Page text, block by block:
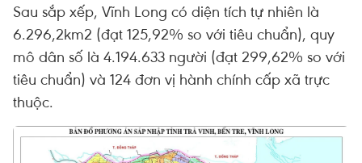
Sau sắp xếp, Vĩnh Long có diện tích tự nhiên là
6.296,2km2 (đạt 125,92% so với tiêu chuẩn), quy
mô dân số là 4.194.633 người (đạt 299,62% so với
tiêu chuẩn) và 124 đơn vị hành chính cấp xã trực
thuộc.